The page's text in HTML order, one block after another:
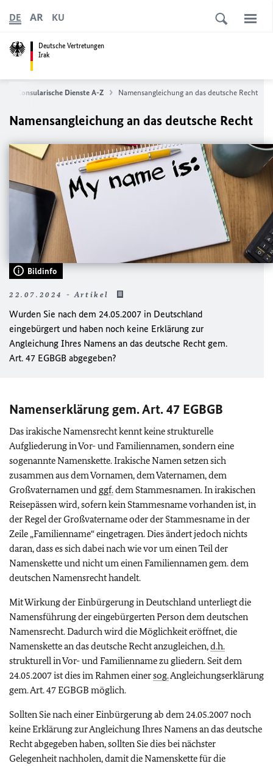
Deutsche Vertretungen
Irak
DE AR KU
Konsularische Dienste A-Z Namensangleichung an das deutsche Recht
Namensangleichung an das deutsche Recht
Bildinfo
22.07.2024 - Artikel
Wurden Sie nach dem 24.05.2007 in Deutschland
eingebürgert und haben noch keine Erklärung zur
Angleichung Ihres Namens an das deutsche Recht gem.
Art. 47 EGBGB abgegeben?
Namenserklärung gem. Art. 47 EGBGB
Das irakische Namensrecht kennt keine strukturelle
Aufgliederung in Vor- und Familiennamen, sondern eine
sogenannte Namenskette. Irakische Namen setzen sich
zusammen aus dem Vornamen, dem Vaternamen, dem
Großvaternamen und ggf.dem Stammesnamen. In irakischen
Reisepässen wird, sofern kein Stammesname vorhanden ist, in
der Regel der Großvatername oder der Stammesname in der
Zeile „Familienname“ eingetragen. Dies ändert jedoch nichts
daran, dass es sich dabei nach wie vor um einen Teil der
Namenskette und nicht um einen Familiennamen gem. dem
deutschen Namensrecht handelt.
Mit Wirkung der Einbürgerung in Deutschland unterliegt die
Namensführung der eingebürgerten Person dem deutschen
Namensrecht. Dadurch wird die Möglichkeit eröffnet, die
Namenskette an das deutsche Recht anzugleichen,d.h.
strukturell in Vor- und Familienname zu gliedern. Seit dem
24.05.2007 ist dies im Rahmen einersog.Angleichungserklärung
gem. Art. 47 EGBGB möglich.
Sollten Sie nach einer Einbürgerung ab dem 24.05.2007 noch
keine Erklärung zur Angleichung Ihres Namens an das deutsche
Recht abgegeben haben, sollten Sie dies bei nächster
Gelegenheit nachholen, damit die Namenskette für die